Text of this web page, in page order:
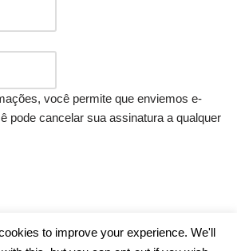
você permite que enviemos e-
pode cancelar sua assinatura a qualquer
to improve your experience. We'll